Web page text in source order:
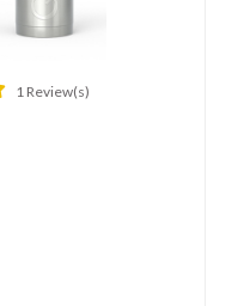
1 Review(s)